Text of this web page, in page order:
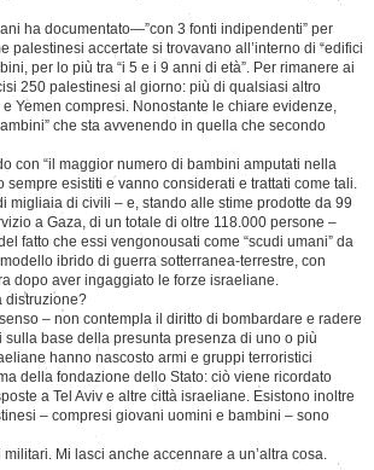
ha documentato—”con 3 fonti indipendenti” per
accertate si trovavano all’interno di “edifici
per lo più tra “i 5 e i 9 anni di età”. Per rimanere ai
250 palestinesi al giorno: più di qualsiasi altro
Yemen compresi. Nonostante le chiare evidenze,
che sta avvenendo in quella che secondo
con “il maggior numero di bambini amputati nella
sempre esistiti e vanno considerati e trattati come tali.
migliaia di civili – e, stando alle stime prodotte da 99
a Gaza, di un totale di oltre 118.000 persone –
fatto che essi vengonousati come “scudi umani” da
ibrido di guerra sotterranea-terrestre, con
dopo aver ingaggiato le forze israeliane.
distruzione?
– non contempla il diritto di bombardare e radere
base della presunta presenza di uno o più
hanno nascosto armi e gruppi terroristici
della fondazione dello Stato: ciò viene ricordato
a Tel Aviv e altre città israeliane. Esistono inoltre
– compresi giovani uomini e bambini – sono
Mi lasci anche accennare a un’altra cosa.